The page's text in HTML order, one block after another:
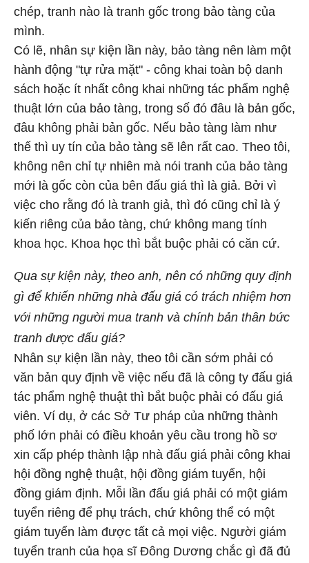
chép, tranh nào là tranh gốc trong bảo tàng của
mình.
Có lẽ, nhân sự kiện lần này, bảo tàng nên làm một
hành động "tự rửa mặt" - công khai toàn bộ danh
sách hoặc ít nhất công khai những tác phẩm nghệ
thuật lớn của bảo tàng, trong số đó đâu là bản gốc,
đâu không phải bản gốc. Nếu bảo tàng làm như
thế thì uy tín của bảo tàng sẽ lên rất cao. Theo tôi,
không nên chỉ tự nhiên mà nói tranh của bảo tàng
mới là gốc còn của bên đấu giá thì là giả. Bởi vì
việc cho rằng đó là tranh giả, thì đó cũng chỉ là ý
kiến riêng của bảo tàng, chứ không mang tính
khoa học. Khoa học thì bắt buộc phải có căn cứ.
Qua sự kiện này, theo anh, nên có những quy định
gì để khiến những nhà đấu giá có trách nhiệm hơn
với những người mua tranh và chính bản thân bức
tranh được đấu giá?
Nhân sự kiện lần này, theo tôi cần sớm phải có
văn bản quy định về việc nếu đã là công ty đấu giá
tác phẩm nghệ thuật thì bắt buộc phải có đấu giá
viên. Ví dụ, ở các Sở Tư pháp của những thành
phố lớn phải có điều khoản yêu cầu trong hồ sơ
xin cấp phép thành lập nhà đấu giá phải công khai
hội đồng nghệ thuật, hội đồng giám tuyển, hội
đồng giám định. Mỗi lần đấu giá phải có một giám
tuyển riêng để phụ trách, chứ không thể có một
giám tuyển làm được tất cả mọi việc. Người giám
tuyển tranh của họa sĩ Đông Dương chắc gì đã đủ